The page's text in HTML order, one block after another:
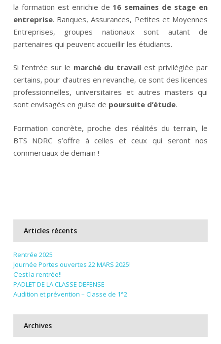
la formation est enrichie de 16 semaines de stage en
entreprise. Banques, Assurances, Petites et Moyennes
Entreprises, groupes nationaux sont autant de
partenaires qui peuvent accueillir les étudiants.
Si l’entrée sur le marché du travail est privilégiée par
certains, pour d’autres en revanche, ce sont des licences
professionnelles, universitaires et autres masters qui
sont envisagés en guise de poursuite d’étude.
Formation concrète, proche des réalités du terrain, le
BTS NDRC s’offre à celles et ceux qui seront nos
commerciaux de demain !
Articles récents
Rentrée 2025
Journée Portes ouvertes 22 MARS 2025!
C’est la rentrée!!
PADLET DE LA CLASSE DEFENSE
Audition et prévention – Classe de 1°2
Archives